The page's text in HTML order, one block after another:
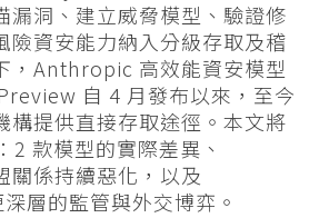
漏洞、建立威脅模型、驗證修
險資安能力納入分級存取及稽
，Anthropic 高效能資安模型
自 4 月發布以來，至今
構提供直接存取途徑。本文將
2 款模型的實際差異、
係持續惡化，以及
層的監管與外交博弈。